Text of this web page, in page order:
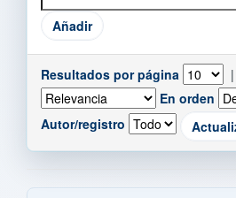
Resultados por página |
En orden
Autor/registro